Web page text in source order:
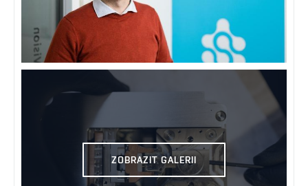
ZOBRAZIT GALERII